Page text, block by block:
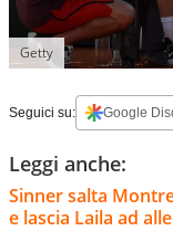
Getty
Seguici su: Google
Leggi anche:
Sinner salta
e lascia Laila ad